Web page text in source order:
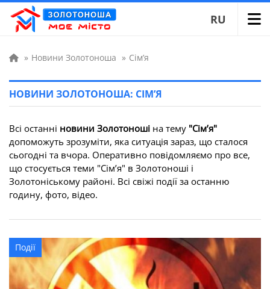
RU
» Новини Золотоноша » Сім’я
НОВИНИ ЗОЛОТОНОША: СІМ’Я
Всі останні новини Золотоноші на тему "Сім’я"
допоможуть зрозуміти, яка ситуація зараз, що сталося
сьогодні та вчора. Оперативно повідомляємо про все,
що стосується теми "Сім’я" в Золотоноші і
Золотоніському районі. Всі свіжі події за останню
годину, фото, відео.
Події